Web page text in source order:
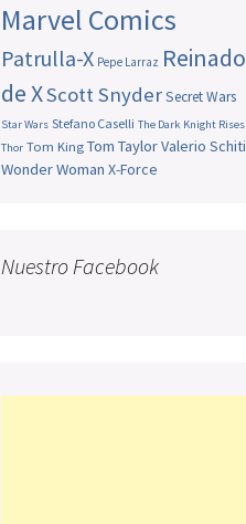
Marvel Comics
Patrulla-X Pepe Larraz Reinado
de XScott SnyderSecret Wars
Star Wars Stefano Caselli The Dark Knight Rises
Thor Tom King Tom TaylorValerio Schiti
Wonder Woman X-Force
Nuestro Facebook